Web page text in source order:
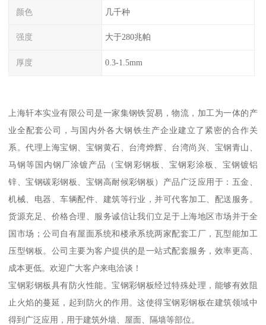
颜色 几千种
强度 大于280兆帕
厚度 0.3-1.5mm
上海轩本实业有限公司是一家集钢铁贸易，物流，加工为一体的产
业全配套公司，与国内外各大钢铁生产企业建立了紧密的合作关
系。代理上海宝钢、宝钢黄石、台湾烨辉、台湾尚兴、宝钢青山、
马钢等国内钢厂涂镀产品（宝钢彩钢板、宝钢彩涂板、宝钢镀铝
锌、宝钢碳彩钢板、宝钢高耐候彩钢板）产品广泛应用于：五金、
机械、电器、车辆配件、建筑等行业，并可代客加工、配送服务。
货源充足、价格合理、服务诚信让我们立足于上海地区市场并于全
国市场；公司自有屋面系统和楼承系统两家配套工厂，瓦型能加工
压型钢板。公司主要为客户提供的是一站式配套服务，效率更高、
成本更低。欢迎广大客户来电洽谈！
宝钢彩钢板具有防火性能。宝钢彩钢板经过特殊处理，能够有效阻
止火焰的蔓延，起到防火的作用。这使得宝钢彩钢板在建筑领域中
得到广泛应用，用于建筑外墙、屋面、隔墙等部位。